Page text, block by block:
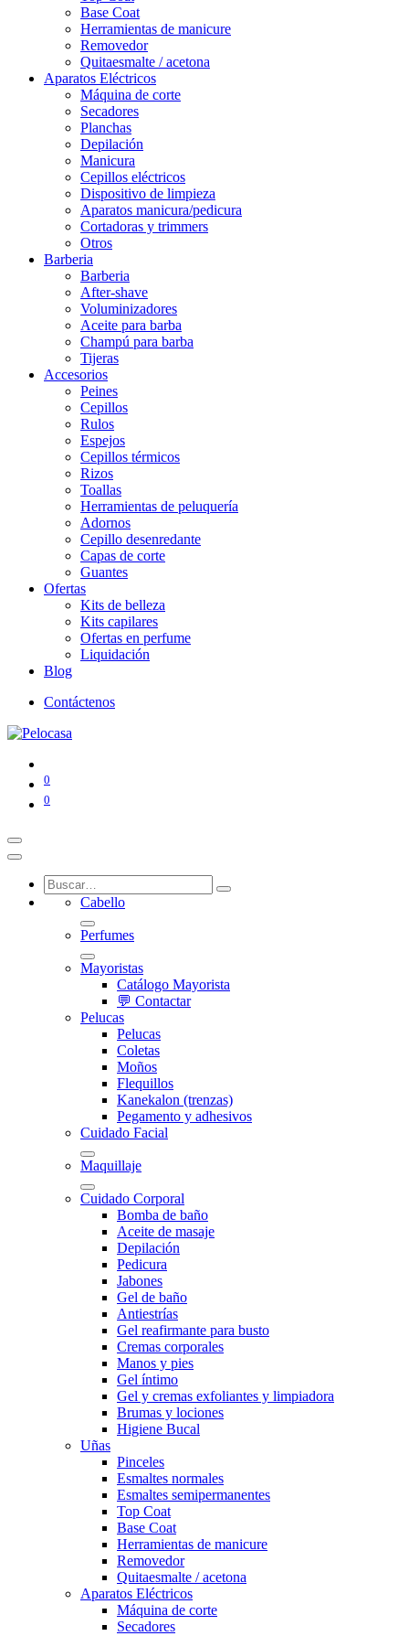
Base Coat
Herramientas de manicure
Removedor
Quitaesmalte / acetona
Aparatos Eléctricos
Máquina de corte
Secadores
Planchas
Depilación
Manicura
Cepillos eléctricos
Dispositivo de limpieza
Aparatos manicura/pedicura
Cortadoras y trimmers
Otros
Barberia
Barberia
After-shave
Voluminizadores
Aceite para barba
Champú para barba
Tijeras
Accesorios
Peines
Cepillos
Rulos
Espejos
Cepillos térmicos
Rizos
Toallas
Herramientas de peluquería
Adornos
Cepillo desenredante
Capas de corte
Guantes
Ofertas
Kits de belleza
Kits capilares
Ofertas en perfume
Liquidación
Blog
Contáctenos
0
0
Cabello
Perfumes
Mayoristas
Catálogo Mayorista
💬 Contactar
Pelucas
Pelucas
Coletas
Moños
Flequillos
Kanekalon (trenzas)
Pegamento y adhesivos
Cuidado Facial
Maquillaje
Cuidado Corporal
Bomba de baño
Aceite de masaje
Depilación
Pedicura
Jabones
Gel de baño
Antiestrías
Gel reafirmante para busto
Cremas corporales
Manos y pies
Gel íntimo
Gel y cremas exfoliantes y limpiadora
Brumas y lociones
Higiene Bucal
Uñas
Pinceles
Esmaltes normales
Esmaltes semipermanentes
Top Coat
Base Coat
Herramientas de manicure
Removedor
Quitaesmalte / acetona
Aparatos Eléctricos
Máquina de corte
Secadores